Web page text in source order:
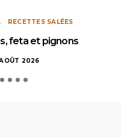
RECETTES SALÉES
feta et pignons
2026